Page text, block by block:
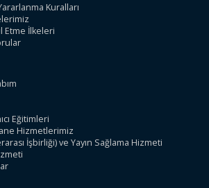
Kuralları
Etme İlkeleri
Eğitimleri
Hizmetlerimiz
İşbirliği) ve Yayın Sağlama Hizmeti